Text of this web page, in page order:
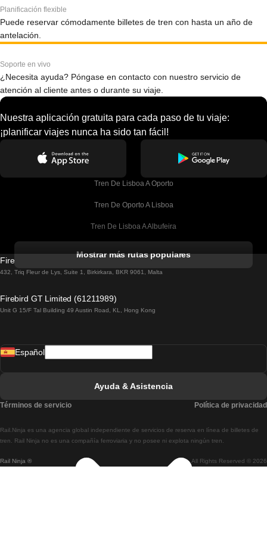
Planificación flexible
Puede reservar cómodamente billetes de tren con hasta un año de
antelación.
Soporte en vivo
¿Necesita ayuda? Póngase en contacto con nuestro servicio de
atención al cliente antes o durante su viaje.
Nuestra aplicación gratuita para cada paso de tu viaje:
¡planificar viajes nunca ha sido tan fácil!
Tren De Lisboa A Oporto
Tren De Oporto A Lisboa
Tren De Lisboa A Albufeira
Tren De Lisboa A Lagos
Tren De Lisboa A Madrid
Tren De Lisboa A Braga
Tren De Braga A Lisboa
Mostrar más rutas populares
Firebird GT Limited (OC 1451)
432, Triq Fleur de Lys, Suite 1, Birkirkara, BKR 9061, Malta
Firebird GT Limited (61211989)
Unit G 15/F Tal Building 49 Austin Road, KL, Hong Kong
Rail Ninja ® All Rights Reserved © 2026
Rail.Ninja es una agencia global independiente de servicios de reserva en línea de billetes de
tren. Rail Ninja no es una compañía ferroviaria y no posee ni explota ningún tren.
Español
Ayuda & Asistencia
Términos de servicio Política de privacidad